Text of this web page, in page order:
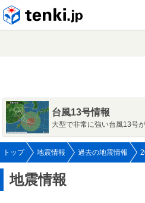
台風13号情報
大型で非常に強い台風13号
トップ 地震情報 過去の地震情報
地震情報